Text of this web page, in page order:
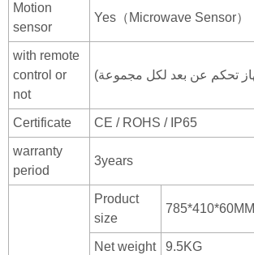
Motion
sensor
Yes（Microwave Sensor）
with remote
control or
not
Certificate CE / ROHS / IP65
warranty
period
3years
Product
size
785*410*60MM
Net weight 9.5KG